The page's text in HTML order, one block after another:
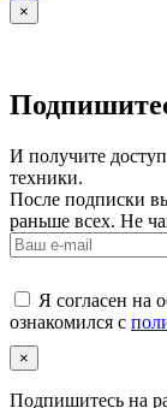
×
И получите
техники.
После подписки
раньше всех. Не
Я согласен на
ознакомился с
×
Подпишитесь на